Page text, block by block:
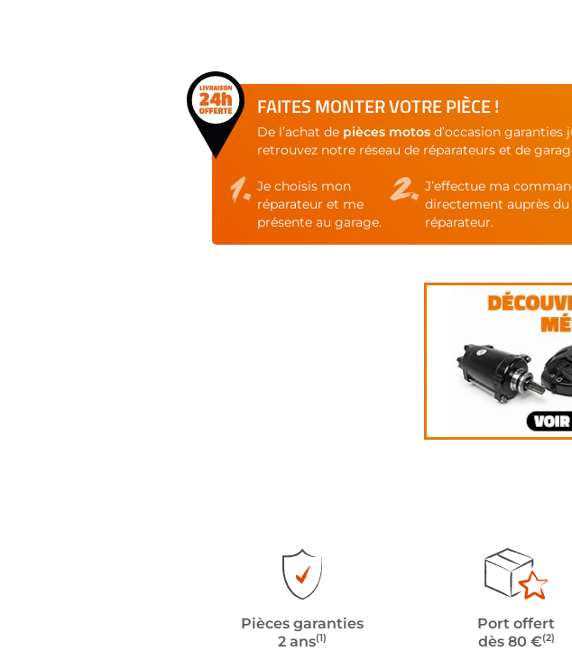
FAITES MONTER VOTRE PIÈCE !
De l’achat de pièces motosd’occasion garanties
retrouvez notre réseau de réparateurs et de
Je choisis mon
réparateur et me
présente au garage.
J’effectue ma
directement auprès du
réparateur.
Pièces garanties
2 ans(1)
Port offert
dès 80 €(2)